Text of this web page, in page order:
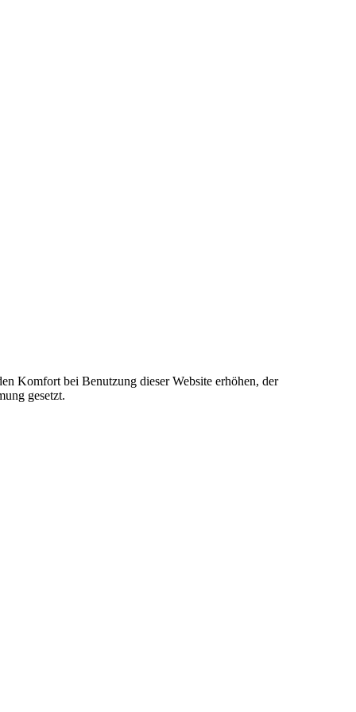
Komfort bei Benutzung dieser Website erhöhen, der
gesetzt.